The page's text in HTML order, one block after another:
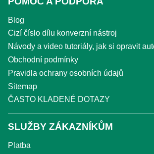
Blog
Cizí číslo dílu konverzní nástroj
Návody a video tutoriály, jak si opravit
Obchodní podmínky
Pravidla ochrany osobních údajů
Sitemap
ČASTO KLADENÉ DOTAZY
SLUŽBY ZÁKAZNÍKŮM
Platba